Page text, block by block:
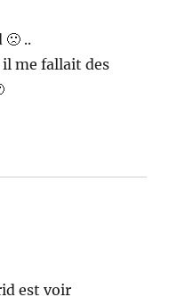
🙁 ..
il me fallait des
est voir